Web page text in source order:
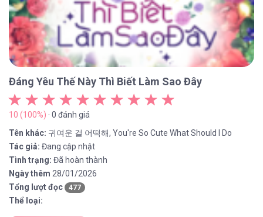
Đáng Yêu Thế Này Thì Biết Làm Sao Đây
10 (100%) · 0 đánh giá
Tên khác: 귀여운 걸 어떡해, You're So Cute What Should I Do
Tác giả: Đang cập nhật
Tình trạng: Đã hoàn thành
Ngày thêm 28/01/2026
Tổng lượt đọc
477
Thể loại: